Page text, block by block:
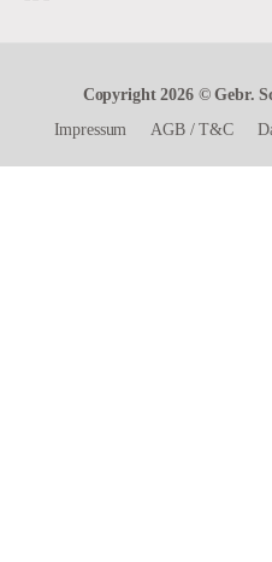
Copyright 2026 © Gebr.
Impressum
AGB/T&C